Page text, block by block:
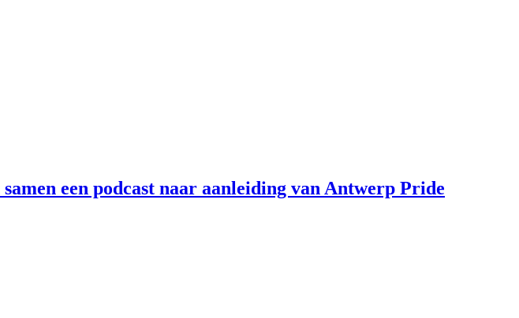
een podcast naar aanleiding van Antwerp Pride